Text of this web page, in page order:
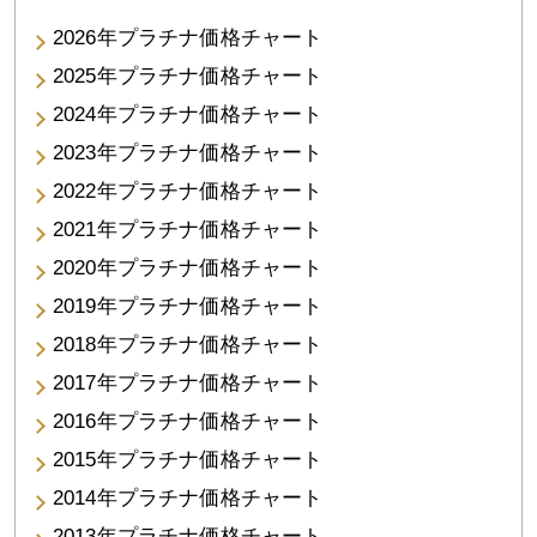
2026年プラチナ価格チャート
2025年プラチナ価格チャート
2024年プラチナ価格チャート
2023年プラチナ価格チャート
2022年プラチナ価格チャート
2021年プラチナ価格チャート
2020年プラチナ価格チャート
2019年プラチナ価格チャート
2018年プラチナ価格チャート
2017年プラチナ価格チャート
2016年プラチナ価格チャート
2015年プラチナ価格チャート
2014年プラチナ価格チャート